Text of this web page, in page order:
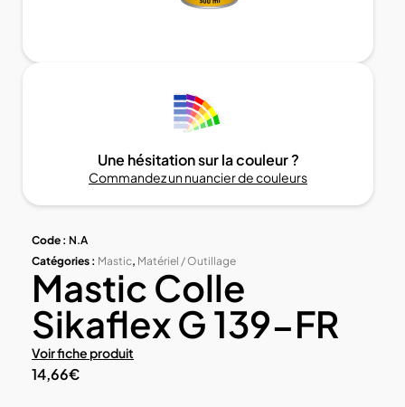
Une hésitation sur la couleur ?
Commandez un nuancier de couleurs
Code : N.A
Catégories : Mastic, Matériel / Outillage
Mastic Colle
Sikaflex G 139-FR
Voir fiche produit
14,66€